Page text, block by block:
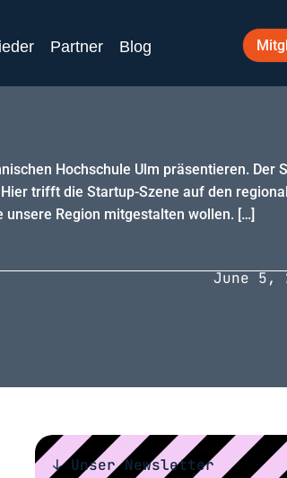
Partner Blog
Hochschule Ulm präsentieren. Der
trifft die Startup-Szene auf den
Region mitgestalten wollen. […]
June 5,
↓ Unser Newsletter